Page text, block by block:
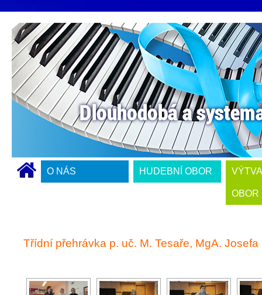
O NÁS HUDEBNÍ OBOR
OBOR
Třídní přehrávka p. uč. M. Tesaře, MgA.